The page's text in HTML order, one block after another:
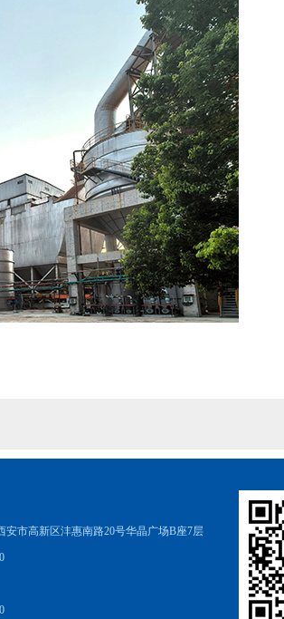
安市高新区沣惠南路20号华晶广场B座7层